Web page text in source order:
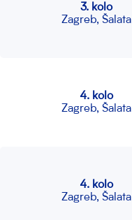
3. kolo
Zagreb, Šalata
4. kolo
Zagreb, Šalata
4. kolo
Zagreb, Šalata